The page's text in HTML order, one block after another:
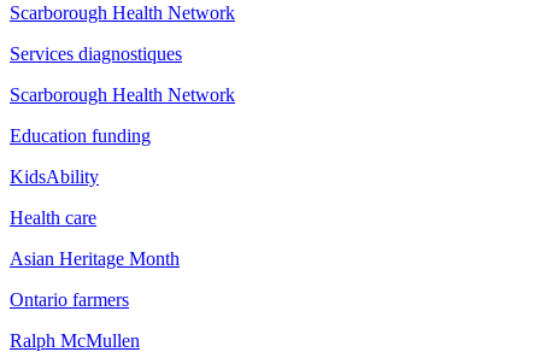
Scarborough Health Network
Services diagnostiques
Scarborough Health Network
Education funding
KidsAbility
Health care
Asian Heritage Month
Ontario farmers
Ralph McMullen